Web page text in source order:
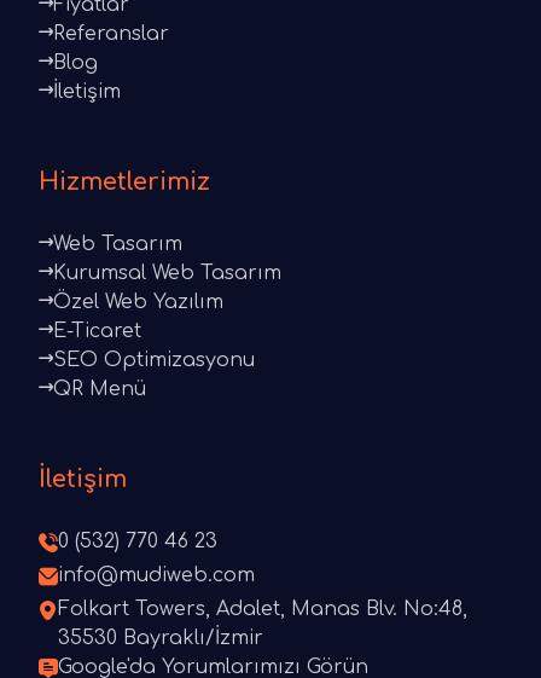
Fiyatlar
Referanslar
Blog
İletişim
Hizmetlerimiz
Web Tasarım
Kurumsal Web Tasarım
Özel Web Yazılım
E-Ticaret
SEO Optimizasyonu
QR Menü
İletişim
0 (532) 770 46 23
info@mudiweb.com
Folkart Towers, Adalet, Manas Blv. No:48,
35530 Bayraklı/İzmir
Google'da Yorumlarımızı Görün